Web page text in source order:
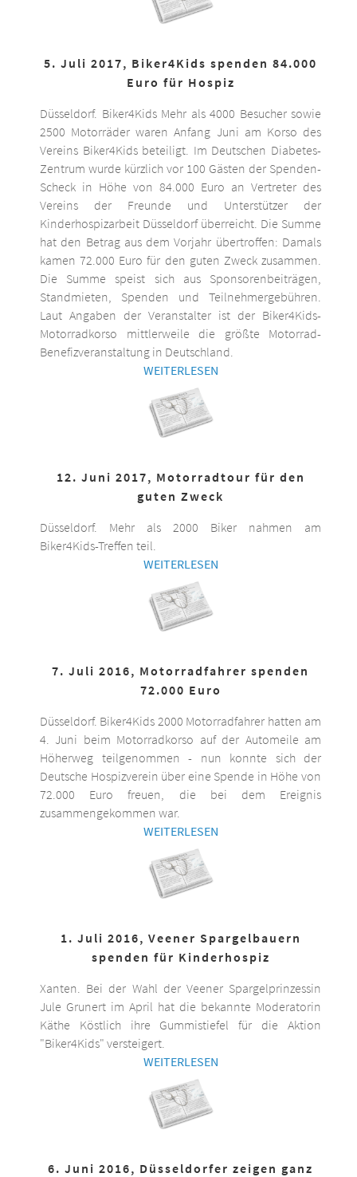
5. Juli 2017, Biker4Kids spenden 84.000
Euro für Hospiz
Düsseldorf. Biker4Kids Mehr als 4000 Besucher sowie
2500 Motorräder waren Anfang Juni am Korso des
Vereins Biker4Kids beteiligt. Im Deutschen Diabetes-
Zentrum wurde kürzlich vor 100 Gästen der Spenden-
Scheck in Höhe von 84.000 Euro an Vertreter des
Vereins der Freunde und Unterstützer der
Kinderhospizarbeit Düsseldorf überreicht. Die Summe
hat den Betrag aus dem Vorjahr übertroffen: Damals
kamen 72.000 Euro für den guten Zweck zusammen.
Die Summe speist sich aus Sponsorenbeiträgen,
Standmieten, Spenden und Teilnehmergebühren.
Laut Angaben der Veranstalter ist der Biker4Kids-
Motorradkorso mittlerweile die größte Motorrad-
Benefizveranstaltung in Deutschland.
WEITERLESEN
12. Juni 2017, Motorradtour für den
guten Zweck
Düsseldorf. Mehr als 2000 Biker nahmen am
Biker4Kids-Treffen teil.
WEITERLESEN
7. Juli 2016, Motorradfahrer spenden
72.000 Euro
Düsseldorf. Biker4Kids 2000 Motorradfahrer hatten am
4. Juni beim Motorradkorso auf der Automeile am
Höherweg teilgenommen - nun konnte sich der
Deutsche Hospizverein über eine Spende in Höhe von
72.000 Euro freuen, die bei dem Ereignis
zusammengekommen war.
WEITERLESEN
1. Juli 2016, Veener Spargelbauern
spenden für Kinderhospiz
Xanten. Bei der Wahl der Veener Spargelprinzessin
Jule Grunert im April hat die bekannte Moderatorin
Käthe Köstlich ihre Gummistiefel für die Aktion
"Biker4Kids" versteigert.
WEITERLESEN
6. Juni 2016, Düsseldorfer zeigen ganz